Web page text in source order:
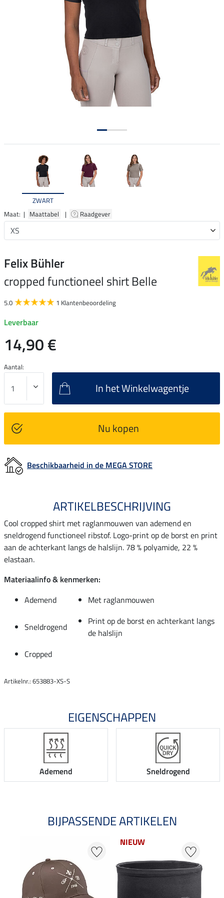
ZWART
Maat: | Maattabel | Raadgever
Felix Bühler
cropped functioneel shirt Belle
5.0 1 Klantenbeoordeling
Leverbaar
14,90 €
Aantal:
In het Winkelwagentje
Nu kopen
Beschikbaarheid in de MEGA STORE
ARTIKELBESCHRIJVING
Cool cropped shirt met raglanmouwen van ademend en
sneldrogend functioneel ribstof. Logo-print op de borst en print
aan de achterkant langs de halslijn. 78 % polyamide, 22 %
elastaan.
Materiaalinfo & kenmerken:
Ademend
Met raglanmouwen
Sneldrogend
Print op de borst en achterkant langs
de halslijn
Cropped
Artikelnr.: 653883-XS-S
EIGENSCHAPPEN
Ademend Sneldrogend
BIJPASSENDE ARTIKELEN
NIEUW